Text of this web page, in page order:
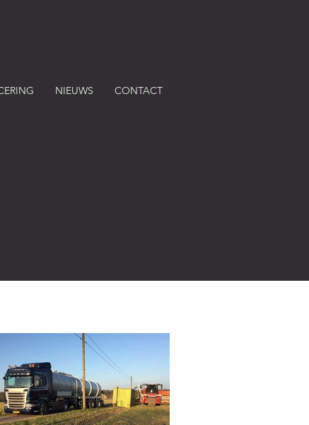
NIEUWS CONTACT